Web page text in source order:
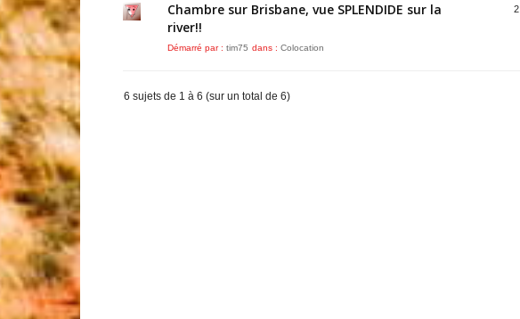
Chambre sur Brisbane, vue SPLENDIDE sur la
river!!
Démarré par : tim75 dans : Colocation
2
6 sujets de 1 à 6 (sur un total de 6)